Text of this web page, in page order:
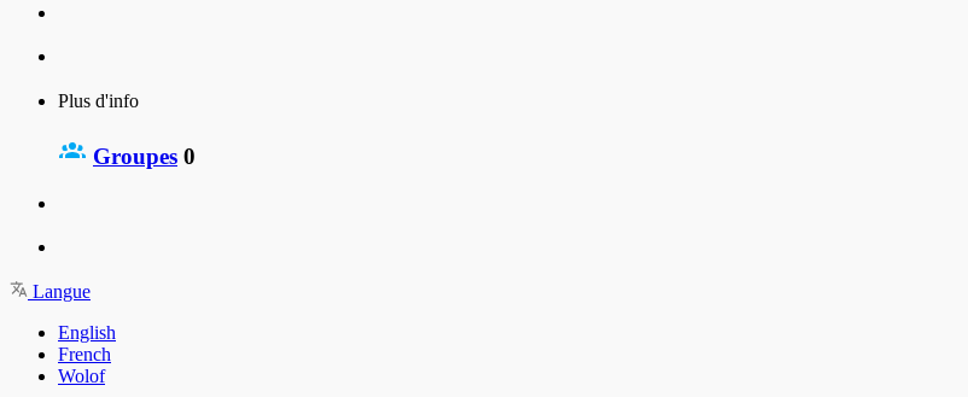
Plus d'info
Groupes 0
Langue
English
French
Wolof